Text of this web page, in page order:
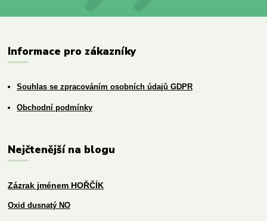
Informace pro zákazníky
Souhlas se zpracováním osobních údajů GDPR
Obchodní podmínky
Nejčtenější na blogu
Zázrak jménem HOŘČÍK
Oxid dusnatý NO